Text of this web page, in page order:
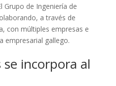
Grupo de Ingeniería de
a través de
con múltiples empresas e
empresarial gallego.
se incorpora al